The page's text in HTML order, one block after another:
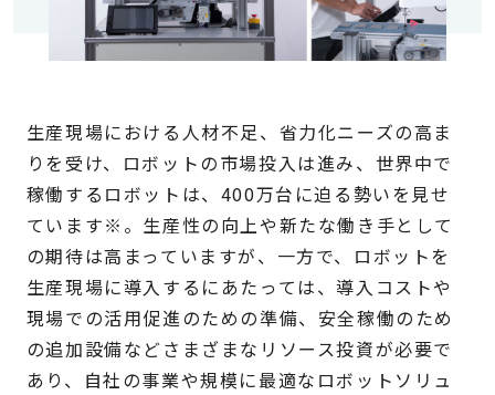
生産現場における人材不足、省力化ニーズの高ま
りを受け、ロボットの市場投入は進み、世界中で
稼働するロボットは、400万台に迫る勢いを見せ
ています※。生産性の向上や新たな働き手として
の期待は高まっていますが、一方で、ロボットを
生産現場に導入するにあたっては、導入コストや
現場での活用促進のための準備、安全稼働のため
の追加設備などさまざまなリソース投資が必要で
あり、自社の事業や規模に最適なロボットソリュ